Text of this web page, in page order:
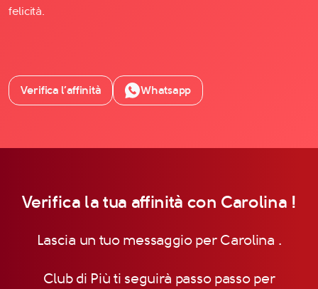
felicità.
Verifica l’affinità Whatsapp
Verifica la tua affinità con Carolina !
Lascia un tuo messaggio per Carolina .
Club di Più ti seguirà passo passo per